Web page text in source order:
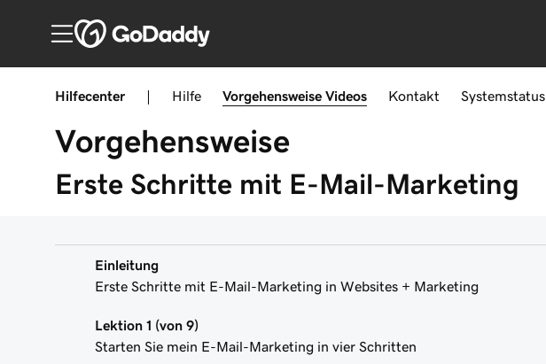
Hilfecenter Hilfe Vorgehensweise Videos Kontakt Systemstatus
Vorgehensweise
Erste Schritte mit E-Mail-Marketing
Einleitung
Erste Schritte mit E-Mail-Marketing in Websites + Marketing
Lektion 1 (von 9)
Starten Sie mein E-Mail-Marketing in vier Schritten